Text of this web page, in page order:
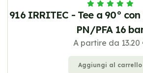
916 IRRITEC - Tee a 90°
PN/PFA 16
A partire da 13.20
Aggiungi al carrello